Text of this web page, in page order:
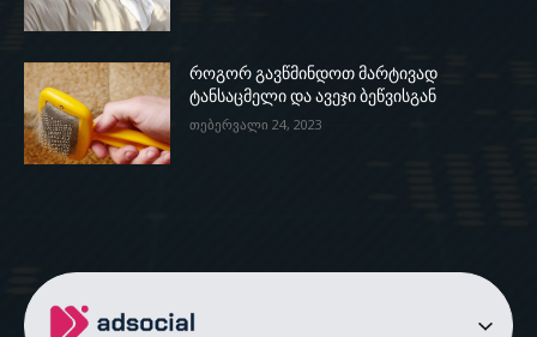
როგორ გავწმინდოთ მარტივად
ტანსაცმელი და ავეჯი ბეწვისგან
თებერვალი 24, 2023